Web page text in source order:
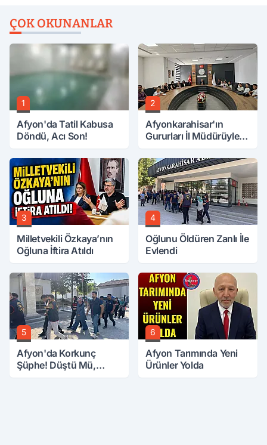
ÇOK OKUNANLAR
1
Afyon'da Tatil Kabusa
Döndü, Acı Son!
2
Afyonkarahisar'ın
Gururları İl Müdürüyle
3
Milletvekili Özkaya’nın
Oğluna İftira Atıldı
4
Oğlunu Öldüren Zanlı İle
Evlendi
5
Afyon'da Korkunç
Şüphe! Düştü Mü,
6
Afyon Tarımında Yeni
Ürünler Yolda